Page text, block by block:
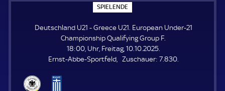
SPIELENDE
P
E
L
E
N
E
Deutschland U21 - Greece U21. European Under-21
Championship Qualifying Group F.
18:00, Uhr, Freitag, 10.10.2025.
Ernst-Abbe-Sportfeld
Zuschauer: Z
7.830.